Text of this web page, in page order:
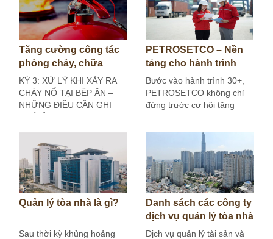
Tăng cường công tác
phòng cháy, chữa
cháy tại bếp ăn công
nghiệp (Kỳ 3)
KỲ 3: XỬ LÝ KHI XẢY RA
CHÁY NỔ TẠI BẾP ĂN –
NHỮNG ĐIỀU CẦN GHI
PETROSETCO – Nền
tảng cho hành trình
30+
Bước vào hành trình 30+,
PETROSETCO không chỉ
đứng trước cơ hội tăng
Quản lý tòa nhà là gì?
Sau thời kỳ khủng hoảng
Danh sách các công ty
dịch vụ quản lý tòa nhà
tại Hà Nội
Dịch vụ quản lý tài sản và